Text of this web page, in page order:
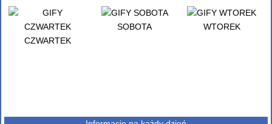
CZWARTEK
SOBOTA WTOREK